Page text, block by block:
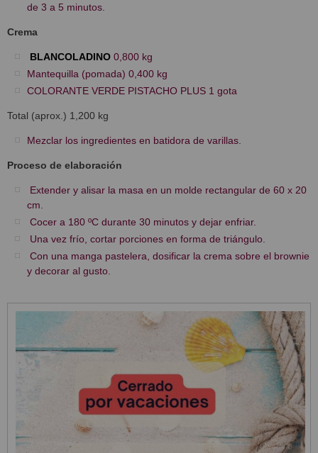
de 3 a 5 minutos.
Crema
BLANCOLADINO 0,800 kg
Mantequilla (pomada) 0,400 kg
COLORANTE VERDE PISTACHO PLUS 1 gota
Total (aprox.) 1,200 kg
Mezclar los ingredientes en batidora de varillas.
Proceso de elaboración
Extender y alisar la masa en un molde rectangular de 60 x 20
cm.
Cocer a 180 ºC durante 30 minutos y dejar enfriar.
Una vez frío, cortar porciones en forma de triángulo.
Con una manga pastelera, dosificar la crema sobre el brownie
y decorar al gusto.